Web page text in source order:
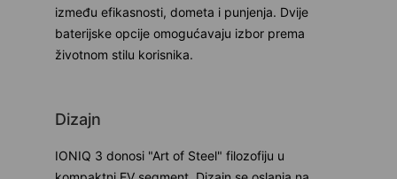
između efikasnosti, dometa i punjenja. Dvije
baterijske opcije omogućavaju izbor prema
životnom stilu korisnika.
Dizajn
IONIQ 3 donosi "Art of Steel" filozofiju u